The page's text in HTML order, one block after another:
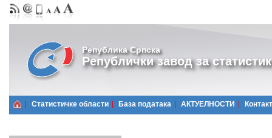
Република Српска
Републички завод за
Статистичке области Базa података АКТУЕЛНОСТИ Контакт